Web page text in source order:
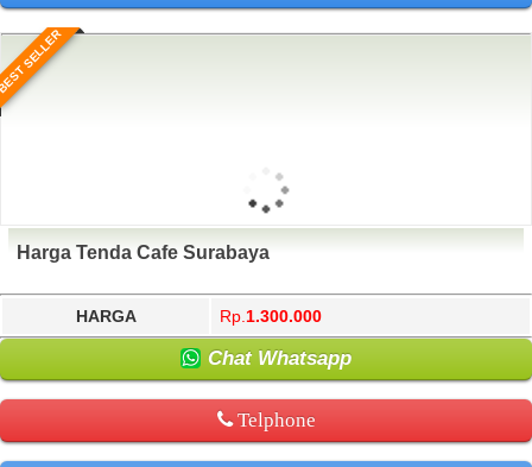
SELLER
Harga Tenda Cafe Surabaya
HARGA Rp. 1.300.000
Chat Whatsapp
Telphone